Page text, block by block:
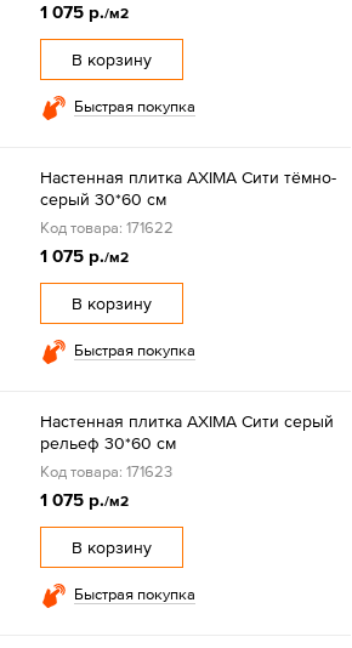
1 075 р./м2
В корзину
Быстрая покупка
Настенная плитка AXIMA Сити тёмно-
серый 30*60 см
Код товара: 171622
1 075 р./м2
В корзину
Быстрая покупка
Настенная плитка AXIMA Сити серый
рельеф 30*60 см
Код товара: 171623
1 075 р./м2
В корзину
Быстрая покупка